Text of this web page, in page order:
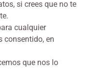
si crees que no te
cualquier
consentido, en
que nos lo